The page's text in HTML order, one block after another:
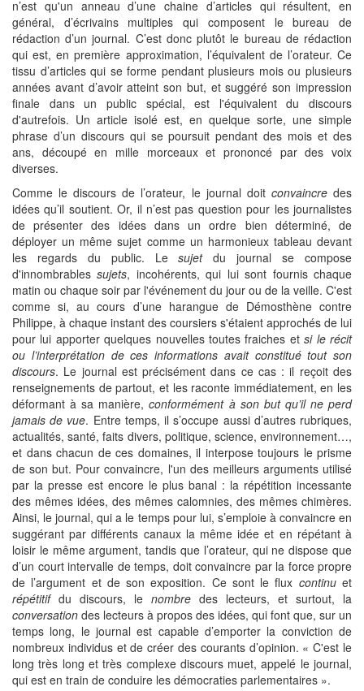
n’est qu'un anneau d’une chaine d’articles qui résultent, en
général, d’écrivains multiples qui composent le bureau de
rédaction d’un journal. C’est donc plutôt le bureau de rédaction
qui est, en première approximation, l’équivalent de l’orateur. Ce
tissu d’articles qui se forme pendant plusieurs mois ou plusieurs
années avant d’avoir atteint son but, et suggéré son impression
finale dans un public spécial, est l'équivalent du discours
d'autrefois. Un article isolé est, en quelque sorte, une simple
phrase d’un discours qui se poursuit pendant des mois et des
ans, découpé en mille morceaux et prononcé par des voix
diverses.
Comme le discours de l’orateur, le journal doit convaincredes
idées qu’il soutient. Or, il n’est pas question pour les journalistes
de présenter des idées dans un ordre bien déterminé, de
déployer un même sujet comme un harmonieux tableau devant
les regards du public. Lesujetdu journal se compose
d'innombrablessujets, incohérents, qui lui sont fournis chaque
matin ou chaque soir par l'événement du jour ou de la veille. C'est
comme si, au cours d’une harangue de Démosthène contre
Philippe, à chaque instant des coursiers s'étaient approchés de lui
pour lui apporter quelques nouvelles toutes fraiches etsi le récit
ou l’interprétation de ces informations avait constitué tout son
discours. Le journal est précisément dans ce cas : il reçoit des
renseignements de partout, et les raconte immédiatement, en les
déformant à sa manière,conformément à son but qu’il ne perd
jamais de vue. Entre temps, il s’occupe aussi d’autres rubriques,
actualités, santé, faits divers, politique, science, environnement…,
et dans chacun de ces domaines, il interpose toujours le prisme
de son but. Pour convaincre, l'un des meilleurs arguments utilisé
par la presse est encore le plus banal : la répétition incessante
des mêmes idées, des mêmes calomnies, des mêmes chimères.
Ainsi, le journal, qui a le temps pour lui, s’emploie à convaincre en
suggérant par différents canaux la même idée et en répétant à
loisir le même argument, tandis que l’orateur, qui ne dispose que
d’un court intervalle de temps, doit convaincre par la force propre
de l’argument et de son exposition. Ce sont le flux continuet
répétitifdu discours, le nombre des lecteurs, et surtout, la
conversation des lecteurs à propos des idées, qui font que, sur un
temps long, le journal est capable d’emporter la conviction de
nombreux individus et de créer des courants d’opinion. « C'est le
long très long et très complexe discours muet, appelé le journal,
qui est en train de conduire les démocraties parlementaires ».